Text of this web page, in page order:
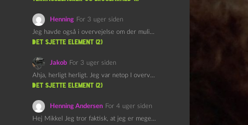
Henning For 3 uger siden
Jeg havde også i overvejelse om der muligvis kunne være…
det sjette element (2)
Jakob For 3 uger siden
Ahja, herligt herligt. Jeg var netop I overvejelser om at…
det sjette element (2)
Henning Andersen For 4 uger siden
Hej Mikkel Jeg tror faktisk, at jeg er meget enig…